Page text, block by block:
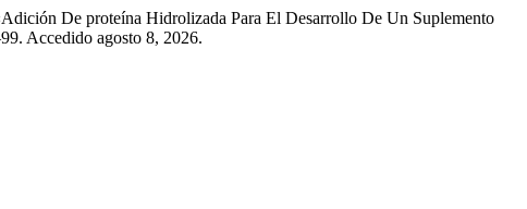
De proteína Hidrolizada Para El Desarrollo De Un Suplemento
Accedido agosto 8, 2026.